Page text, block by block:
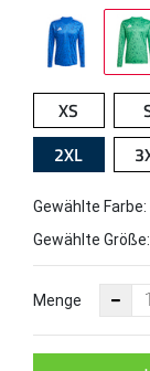
XS
2XL
Gewählte
Gewählte Größe:
Menge